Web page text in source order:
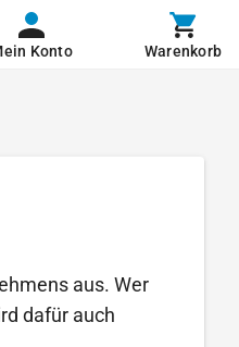
Konto Warenkorb
aus. Wer
dafür auch